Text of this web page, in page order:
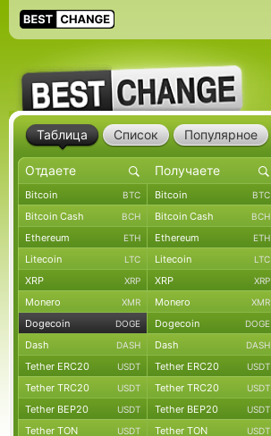
Таблица Список Популярное
Bitcoin BTC Bitcoin BTC
Bitcoin Cash BCH Bitcoin Cash BCH
Ethereum ETH Ethereum ETH
Litecoin LTC Litecoin LTC
XRP XRP XRP XRP
Monero XMR Monero XMR
Dogecoin DOGE Dogecoin DOGE
Dash DASH Dash DASH
Tether ERC20 USDT Tether ERC20 USDT
Tether TRC20 USDT Tether TRC20 USDT
Tether BEP20 USDT Tether BEP20 USDT
Tether TON USDT Tether TON USDT